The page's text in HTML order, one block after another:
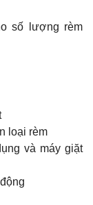
số lượng rèm
loại rèm
và máy giặt